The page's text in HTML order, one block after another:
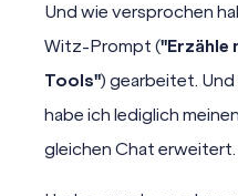
Und wie versprochen
Witz-Prompt ("Erzähle
Tools") gearbeitet.
habe ich lediglich
gleichen Chat erweitert.